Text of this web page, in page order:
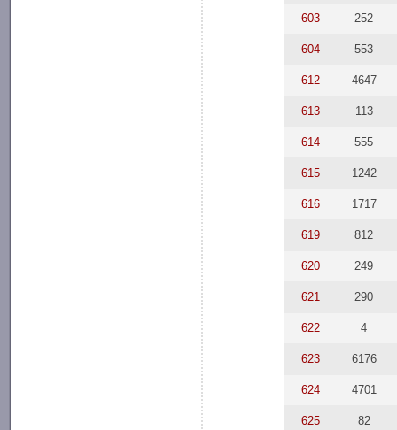
603 252
604 553
612 4647
613 113
614 555
615 1242
616 1717
619 812
620 249
621 290
622 4
623 6176
624 4701
625 82